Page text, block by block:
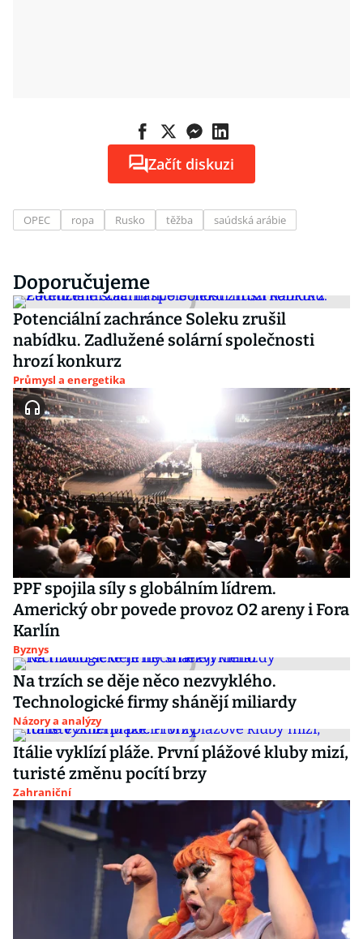
Začít diskuzi
OPEC ropa Rusko těžba saúdská arábie
Doporučujeme
Potenciální zachránce Soleku zrušil
nabídku. Zadlužené solární společnosti
hrozí konkurz
Průmysl a energetika
PPF spojila síly s globálním lídrem.
Americký obr povede provoz O2 areny i Fora
Karlín
Byznys
Na trzích se děje něco nezvyklého.
Technologické firmy shánějí miliardy
Názory a analýzy
Itálie vyklízí pláže. První plážové kluby mizí,
turisté změnu pocítí brzy
Zahraniční